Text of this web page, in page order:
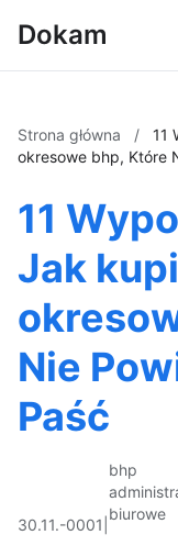
Dokam
Strona główna /
11
okresowe bhp, Które
11
Jak
Nie
Paść
30.11.-0001
bhp
biurowe